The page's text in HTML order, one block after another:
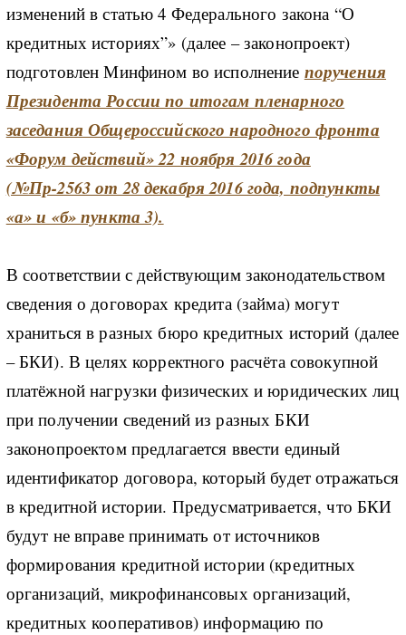
изменений в статью 4 Федерального закона “О
кредитных историях”» (далее – законопроект)
подготовлен Минфином во исполнение поручения
Президента России по итогам пленарного
заседания Общероссийского народного фронта
«Форум действий» 22 ноября 2016 года
(№Пр-2563 от 28 декабря 2016 года, подпункты
«а» и «б» пункта 3).
В соответствии с действующим законодательством
сведения о договорах кредита (займа) могут
храниться в разных бюро кредитных историй (далее
– БКИ). В целях корректного расчёта совокупной
платёжной нагрузки физических и юридических лиц
при получении сведений из разных БКИ
законопроектом предлагается ввести единый
идентификатор договора, который будет отражаться
в кредитной истории. Предусматривается, что БКИ
будут не вправе принимать от источников
формирования кредитной истории (кредитных
организаций, микрофинансовых организаций,
кредитных кооперативов) информацию по